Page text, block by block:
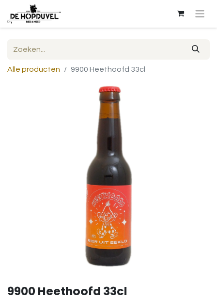
Alle producten 9900 Heethoofd 33cl
9900 Heethoofd 33cl